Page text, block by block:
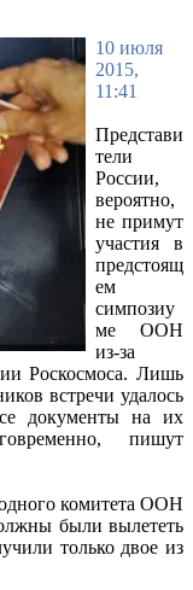
10 июля
2015,
11:41
Представи
тели
России,
вероятно,
не примут
участия в
предстоящ
ем
симпозиу
ме ООН
из-за
Роскосмоса. Лишь
встречи удалось
документы на их
пишут
комитета ООН
были вылететь
только двое из